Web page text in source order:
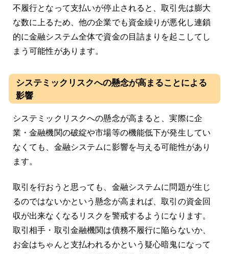
不履行となって支払いが停止されると、取引先は膨大
な数に上るため、他の企業でも資金繰りが悪化し連鎖
的に金融システム全体で資金の目詰まりを起こしてし
まう可能性があります。
システミックリスクへの懸念が高まることによる
影響
システミックリスクへの懸念が高まると、実際に企
業・金融機関の破綻や市場等の機能低下が発生してい
なくても、金融システムに影響を与える可能性があり
ます。
取引を行おうと思っても、金融システムに問題が生じ
るのではないかという懸念が高まれば、取引の資金回
収が出来なくなるリスクを警戒するようになります。
取引相手・取引金融機関は債務不履行に陥らないか、
お金はちゃんと支払われるかという疑心暗鬼になって